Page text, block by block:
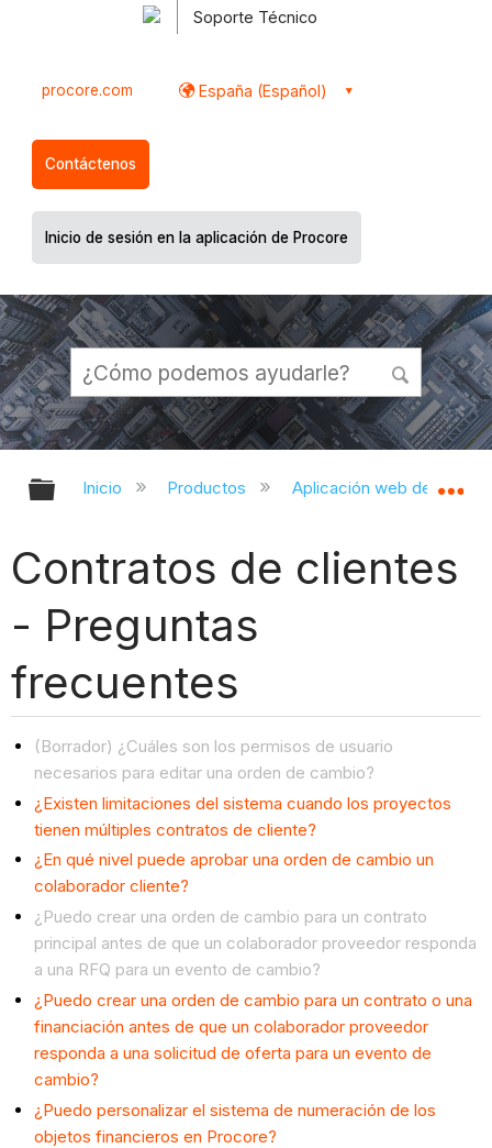
Soporte Técnico
procore.com España (Español)
Contáctenos
Inicio de sesión en la aplicación de Procore
Expandir/contraer jerarquía global
Inicio Productos Aplicación web de
Contratos de clientes
- Preguntas
frecuentes
(Borrador) ¿Cuáles son los permisos de usuario
necesarios para editar una orden de cambio?
¿Existen limitaciones del sistema cuando los proyectos
tienen múltiples contratos de cliente?
¿En qué nivel puede aprobar una orden de cambio un
colaborador cliente?
¿Puedo crear una orden de cambio para un contrato
principal antes de que un colaborador proveedor responda
a una RFQ para un evento de cambio?
¿Puedo crear una orden de cambio para un contrato o una
financiación antes de que un colaborador proveedor
responda a una solicitud de oferta para un evento de
cambio?
¿Puedo personalizar el sistema de numeración de los
objetos financieros en Procore?